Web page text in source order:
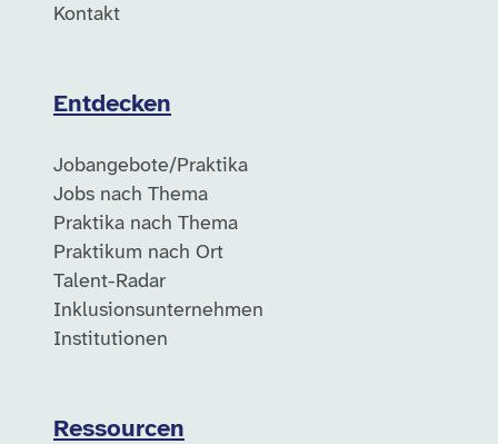
Kontakt
Entdecken
Jobangebote/Praktika
Jobs nach Thema
Praktika nach Thema
Praktikum nach Ort
Talent-Radar
Inklusionsunternehmen
Institutionen
Ressourcen